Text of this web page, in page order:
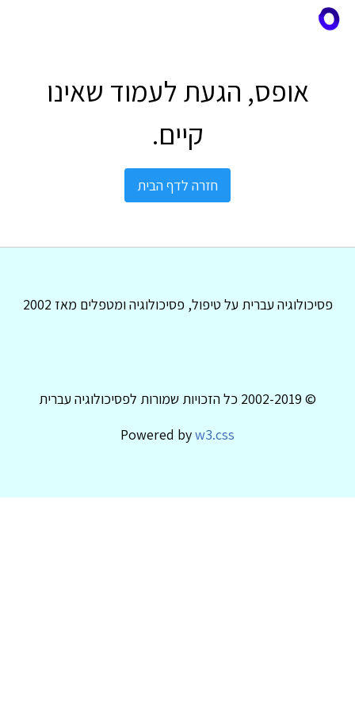
אופס, הגעת לעמוד שאינו
קיים.
חזרה לדף הבית
פסיכולוגיה עברית על טיפול, פסיכולוגיה ומטפלים מאז 2002
© 2002-2019 כל הזכויות שמורות לפסיכולוגיה עברית
Powered byw3.css